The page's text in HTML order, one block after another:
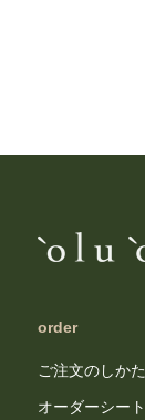
order
ご注文のしかた
オーダーシート